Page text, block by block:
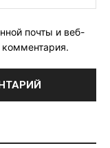
почты и веб-